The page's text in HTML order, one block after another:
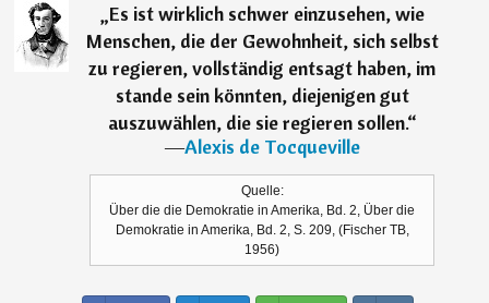
„Es ist wirklich schwer einzusehen, wie
Menschen, die der Gewohnheit, sich selbst
zu regieren, vollständig entsagt haben, im
stande sein könnten, diejenigen gut
auszuwählen, die sie regieren sollen.“
―Alexis de Tocqueville
Quelle:
Über die die Demokratie in Amerika, Bd. 2, Über die
Demokratie in Amerika, Bd. 2, S. 209, (Fischer TB,
1956)